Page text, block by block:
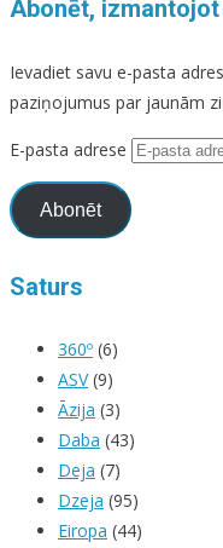
Abonēt,
Ievadiet savu e-pasta
paziņojumus par jaunām
E-pasta adrese
Abonēt
Saturs
360º (6)
ASV(9)
Āzija (3)
Daba (43)
Deja (7)
Dzeja (95)
Eiropa (44)